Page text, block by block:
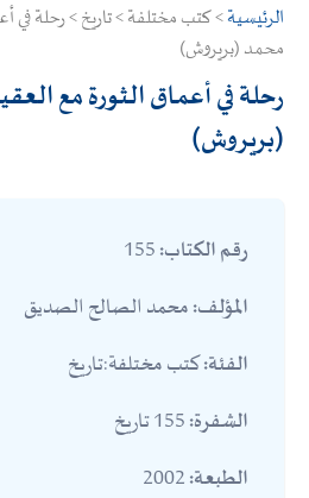
الرئيسية> كتب مختلفة > تاريخ > رحلة في
محمد (بريروش)
رحلة في أعماق الثورة مع
(بريروش)
رقم الكتاب:
المؤلف:محمد الصالح الصديق
الفئة:كتب مختلفة:تاريخ
الشفرة:
الطبعة: